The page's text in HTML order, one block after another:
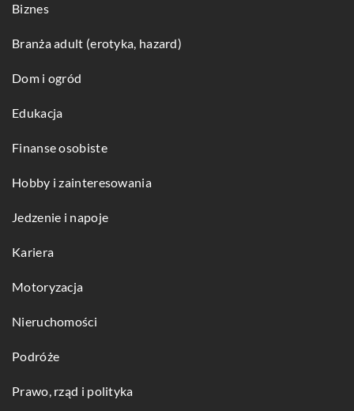
Biznes
Branża adult (erotyka, hazard)
Dom i ogród
Edukacja
Finanse osobiste
Hobby i zainteresowania
Jedzenie i napoje
Kariera
Motoryzacja
Nieruchomości
Podróże
Prawo, rząd i polityka